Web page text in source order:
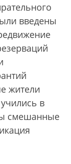
введены
жители
в
смешанные